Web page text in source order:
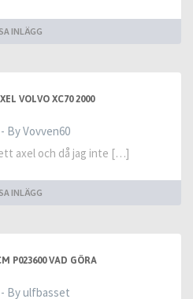
INLÄGG
VOLVO XC70 2000
- By Vovven60
axel och då jag inte […]
INLÄGG
P023600 VAD GÖRA
- By ulfbasset